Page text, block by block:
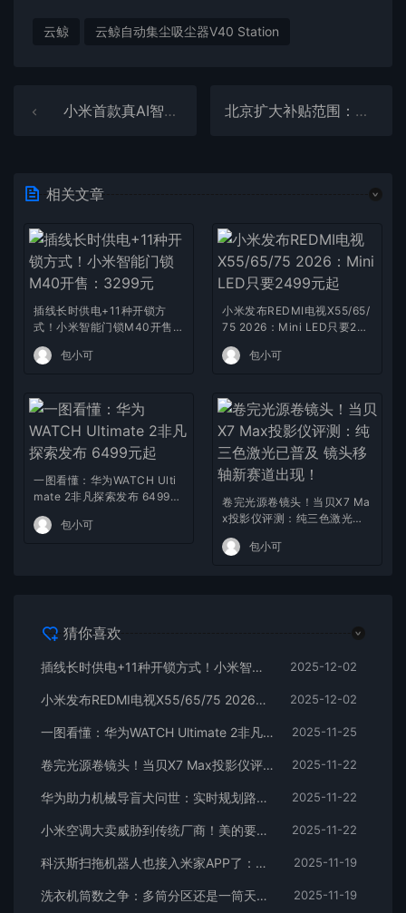
云鲸 云鲸自动集尘吸尘器V40 Station
小米首款真AI智能眼镜来了：双芯架构、自带镜头 北京扩大补贴范围：智能门锁、马桶等4类智能家居最高补贴2000元
相关文章
插线长时供电+11种开锁方
式！小米智能门锁M40开售：
3299元
包小可
小米发布REDMI电视X55/65/
75 2026：Mini LED只要249
9元起
包小可
一图看懂：华为WATCH Ulti
mate 2非凡探索发布 6499元
起
包小可
卷完光源卷镜头！当贝X7 Ma
x投影仪评测：纯三色激光已
普及 镜头移轴新赛道出现！
包小可
猜你喜欢
插线长时供电+11种开锁方式！小米智能门锁M40开售：3299元 2025-12-02
小米发布REDMI电视X55/65/75 2026：Mini LED只要2499元起 2025-12-02
一图看懂：华为WATCH Ultimate 2非凡探索发布 6499元起 2025-11-25
卷完光源卷镜头！当贝X7 Max投影仪评测：纯三色激光已普及 镜头移轴新赛道出现！ 2025-11-22
华为助力机械导盲犬问世：实时规划路径、语音交互 2025-11-22
小米空调大卖威胁到传统厂商！美的要求售后停止小米和格力业务：官方回应 2025-11-22
科沃斯扫拖机器人也接入米家APP了：小爱同学一句话控制 2025-11-19
洗衣机筒数之争：多筒分区还是一筒天下 到底哪个好 2025-11-19